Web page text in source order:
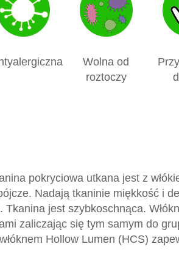
Wolna od
roztoczy
pokryciowa utkana jest z
Nadają tkaninie miękkość i
Tkanina jest szybkoschnąca.
zaliczając się tym samym do
Hollow Lumen (HCS)